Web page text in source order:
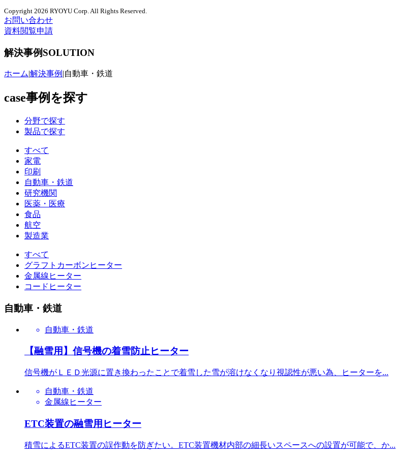
Copyright 2026 RYOYU Corp. All Rights Reserved.
お問い合わせ
資料閲覧申請
解決事例SOLUTION
ホーム|解決事例 |自動車・鉄道
case事例を探す
分野で探す
製品で探す
すべて
家電
印刷
自動車・鉄道
研究機関
医薬・医療
食品
航空
製造業
すべて
グラフトカーボンヒーター
金属線ヒーター
コードヒーター
自動車・鉄道
自動車・鉄道
【融雪用】信号機の着雪防止ヒーター
信号機がＬＥＤ光源に置き換わったことで着雪した雪が溶けなくなり視認性が悪い為、ヒーターを...
自動車・鉄道
金属線ヒーター
ETC装置の融雪用ヒーター
積雪によるETC装置の誤作動を防ぎたい。ETC装置機材内部の細長いスペースへの設置が可能で、か...